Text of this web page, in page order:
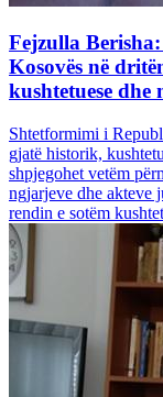
Fejzulla
Kosovës në
kushtetuese dhe
Shtetformimi i
gjatë historik,
shpjegohet vetëm
ngjarjeve dhe akteve
rendin e sotëm